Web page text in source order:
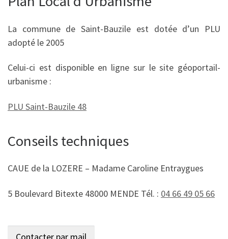
La commune de Saint-Bauzile est dotée d’un PLU
adopté le 2005
Celui-ci est disponible en ligne sur le site géoportail-
urbanisme :
PLU Saint-Bauzile 48
Conseils techniques
CAUE de la LOZERE – Madame Caroline Entraygues
5 Boulevard Bitexte 48000 MENDE Tél. : 04 66 49 05 66